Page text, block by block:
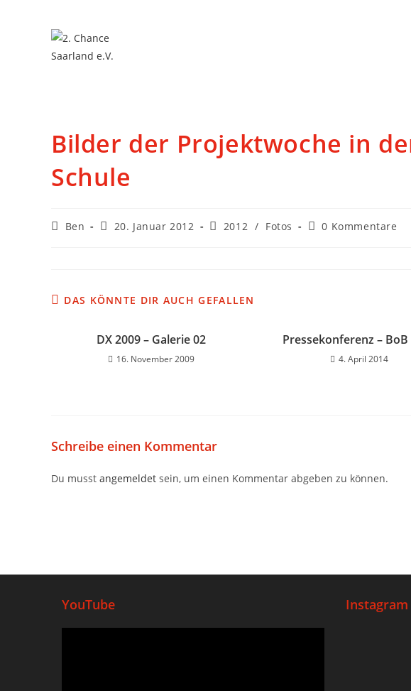
Bilder der Projektwoche in
Schule
Ben 20. Januar 2012 2012 / Fotos 0 Kommentare
DAS KÖNNTE DIR AUCH GEFALLEN
DX 2009 – Galerie 02
16. November 2009
Pressekonferenz – BoB
4. April 2014
Schreibe einen Kommentar
Du musst angemeldet sein, um einen Kommentar abgeben zu können.
YouTube Instagram